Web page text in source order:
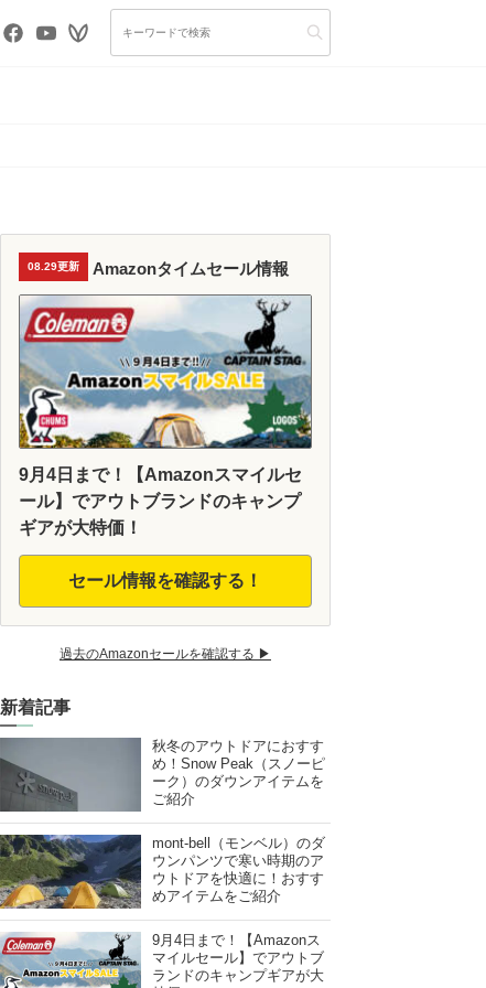
08.29更新 Amazonタイムセール情報
9月4日まで！【Amazonスマイルセ
ール】でアウトブランドのキャンプ
ギアが大特価！
セール情報を確認する！
過去のAmazonセールを確認する ▶︎
新着記事
秋冬のアウトドアにおすす
め！Snow Peak（スノーピ
ーク）のダウンアイテムを
ご紹介
mont-bell（モンベル）のダ
ウンパンツで寒い時期のア
ウトドアを快適に！おすす
めアイテムをご紹介
9月4日まで！【Amazonス
マイルセール】でアウトブ
ランドのキャンプギアが大